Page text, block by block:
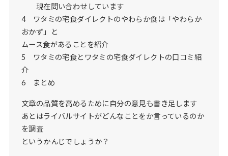
現在問い合わせしています
4 ワタミの宅食ダイレクトのやわらか食は「やわらか
おかず」と
ムース食があることを紹介
5 ワタミの宅食とワタミの宅食ダイレクトの口コミ紹
介
6 まとめ
文章の品質を高めるために自分の意見も書き足します
あとはライバルサイトがどんなことをか言っているのか
を調査
というかんじでしょうか？